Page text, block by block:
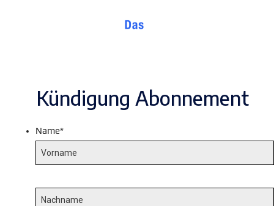
Kündigung Abonnement
Name*